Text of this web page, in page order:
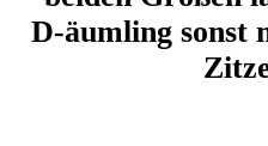
D-äumling sonst